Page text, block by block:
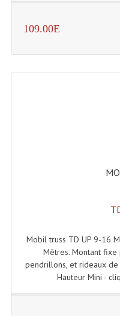
Table Mixages
109.00E
Mobil truss TD UP 9-16
Mètres. Montant
pendrillons, et rideaux de
Hauteur Mini -